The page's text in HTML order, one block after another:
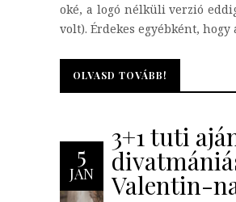
oké, a logó nélküli verzió
volt). Érdekes egyébként, hogy
OLVASD TOVÁBB!
OLVASD TOVÁBB!
5
JAN
3+1 tuti
Valentin-